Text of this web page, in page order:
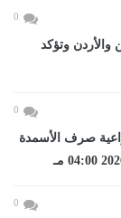
0
والأردن وتؤكد
0
صرف الأسمدة
0